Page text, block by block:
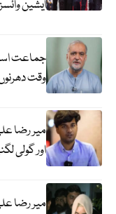
ایشین وائسز
وقت
میر رضا
اور گولی
میر رضا